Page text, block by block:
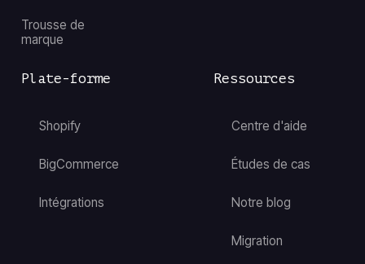
Trousse de
marque
Ressources
Centre d'aide
Études de cas
Notre blog
Migration
Plate-forme
Shopify
BigCommerce
Intégrations